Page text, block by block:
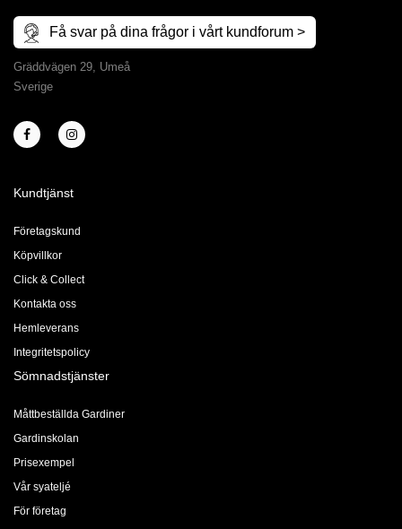
Få svar på dina frågor i vårt kundforum >
Gräddvägen 29, Umeå
Sverige
Kundtjänst
Företagskund
Köpvillkor
Click & Collect
Kontakta oss
Hemleverans
Integritetspolicy
Sömnadstjänster
Måttbeställda Gardiner
Gardinskolan
Prisexempel
Vår syateljé
För företag